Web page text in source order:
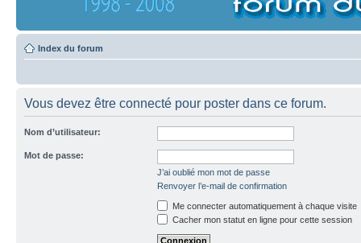
Index du forum
Vous devez être connecté pour poster dans ce forum.
Nom d’utilisateur:
Mot de passe:
J’ai oublié mon mot de passe
Renvoyer l’e-mail de confirmation
Me connecter automatiquement à chaque visite
Cacher mon statut en ligne pour cette session